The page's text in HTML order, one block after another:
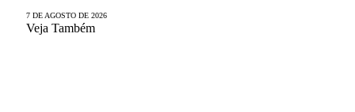
7 DE AGOSTO DE 2026
Veja Também